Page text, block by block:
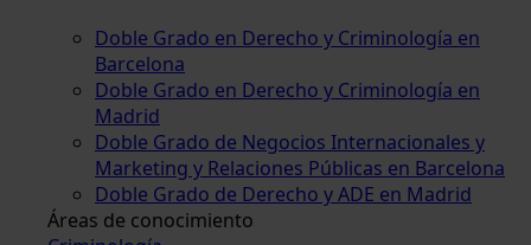
Doble Grado en Derecho y Criminología en
Barcelona
Doble Grado en Derecho y Criminología en
Madrid
Doble Grado de Negocios Internacionales y
Marketing y Relaciones Públicas en Barcelona
Doble Grado de Derecho y ADE en Madrid
Áreas de conocimiento